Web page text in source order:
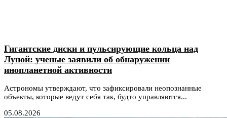
Гигантские диски и пульсирующие кольца над
Луной: ученые заявили об обнаружении
инопланетной активности
Астрономы утверждают, что зафиксировали неопознанные
объекты, которые ведут себя так, будто управляются...
05.08.2026